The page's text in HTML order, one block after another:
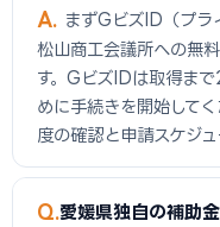
A
まずGビズID（プラ
松山商工会議所への無
す。GビズIDは取得ま
めに手続きを開始して
度の確認と申請スケジュ
Q 愛媛県独自の補助